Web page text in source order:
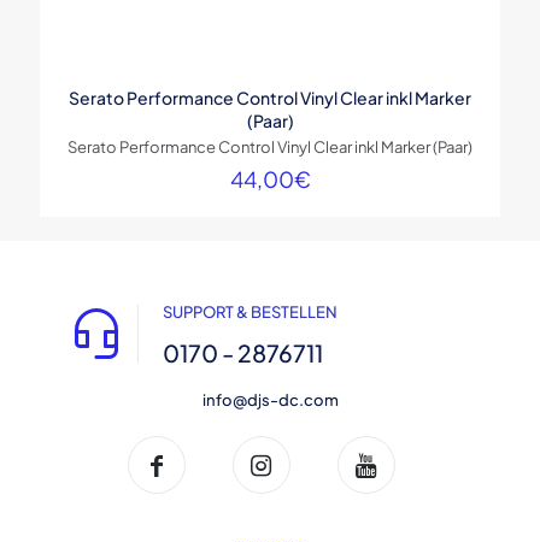
Serato Performance Control Vinyl Clear inkl Marker
(Paar)
Serato Performance Control Vinyl Clear inkl Marker (Paar)
44,00€
SUPPORT & BESTELLEN
0170 - 2876711
info@djs-dc.com